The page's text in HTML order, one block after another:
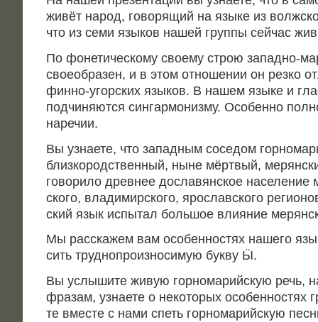
живёт народ, гово­ря­щий на язы­ке из
что из семи язы­ков нашей груп­пы сей­час
По фоне­ти­че­ско­му сво­е­му строю запад­но-
свое­об­ра­зен, и в этом отно­ше­нии он рез­ко
фин­но-угор­ских язы­ков. В нашем язы­ке и
под­чи­ня­ют­ся син­гар­мо­низ­му. Осо­бен­но
наречии.
Вы узна­е­те, что запад­ным сосе­дом
близ­ко­род­ствен­ный, ныне мёрт­вый,
гово­ри­ло древ­нее досла­вян­ское насе­ле­ние
ско­го, вла­ди­мир­ско­го, яро­слав­ско­го
ский язык испы­тал боль­шое вли­я­ние
Мы рас­ска­жем вам осо­бен­но­стях наше­го
сить труд­но­про­из­но­си­мую бук­ву Ӹ.
Вы услы­ши­те живую гор­но­ма­рий­скую речь,
фра­зам, узна­е­те о неко­то­рых осо­бен­но­стях
те вме­сте с нами спеть гор­но­ма­рий­скую